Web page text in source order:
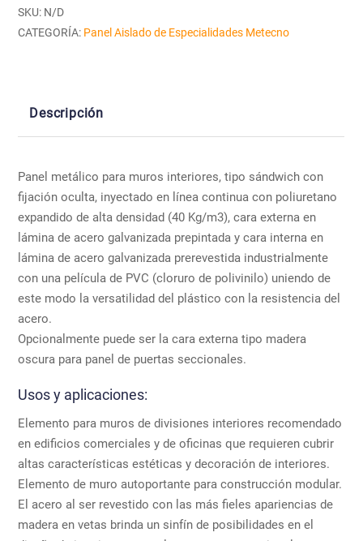
SKU: N/D
CATEGORÍA: Panel Aislado de Especialidades Metecno
Descripción
Panel metálico para muros interiores, tipo sándwich con
fijación oculta, inyectado en línea continua con poliuretano
expandido de alta densidad (40 Kg/m3), cara externa en
lámina de acero galvanizada prepintada y cara interna en
lámina de acero galvanizada prerevestida industrialmente
con una película de PVC (cloruro de polivinilo) uniendo de
este modo la versatilidad del plástico con la resistencia del
acero.
Opcionalmente puede ser la cara externa tipo madera
oscura para panel de puertas seccionales.
Usos y aplicaciones:
Elemento para muros de divisiones interiores recomendado
en edificios comerciales y de oficinas que requieren cubrir
altas características estéticas y decoración de interiores.
Elemento de muro autoportante para construcción modular.
El acero al ser revestido con las más fieles apariencias de
madera en vetas brinda un sinfín de posibilidades en el